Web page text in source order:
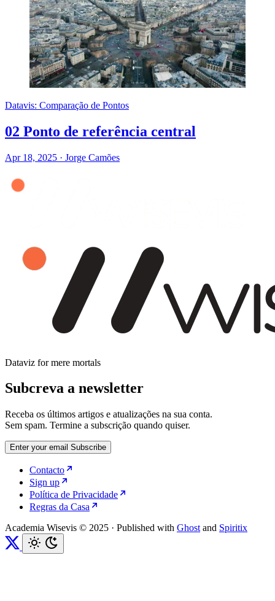
Datavis: Comparação de Pontos
02 Ponto de referência central
Apr 18, 2025 · Jorge Camões
Dataviz for mere mortals
Subcreva a newsletter
Receba os últimos artigos e atualizações na sua conta.
Sem spam. Termine a subscrição quando quiser.
Enter your email Subscribe
Contacto
Sign up
Política de Privacidade
Regras da Casa
Academia Wisevis © 2025 · Published with Ghost and Spiritix